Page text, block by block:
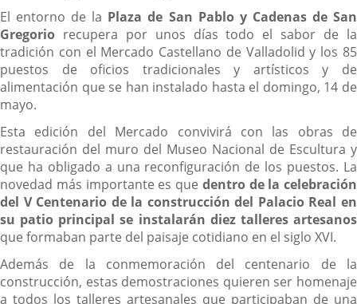
El entorno de la Plaza de San Pablo y Cadenas de San
Gregorio recupera por unos días todo el sabor de la
tradición con el Mercado Castellano de Valladolid y los 85
puestos de oficios tradicionales y artísticos y de
alimentación que se han instalado hasta el domingo, 14 de
mayo.
Esta edición del Mercado convivirá con las obras de
restauración del muro del Museo Nacional de Escultura y
que ha obligado a una reconfiguración de los puestos. La
novedad más importante es que dentro de la celebración
del V Centenario de la construcción del Palacio Real en
su patio principal se instalarán diez talleres artesanos
que formaban parte del paisaje cotidiano en el siglo XVI.
Además de la conmemoración del centenario de la
construcción, estas demostraciones quieren ser homenaje
a todos los talleres artesanales que participaban de una